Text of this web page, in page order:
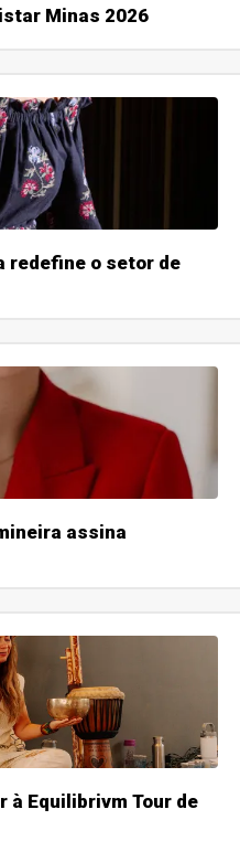
Minas 2026
redefine o setor de
assina
à Equilibrivm Tour de